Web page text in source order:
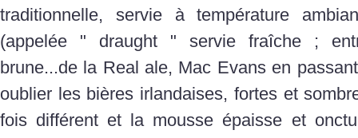
traditionnelle, servie à température
(appelée " draught " servie fraîche ;
brune...de la Real ale, Mac Evans en
oublier les bières irlandaises, fortes et
fois différent et la mousse épaisse et